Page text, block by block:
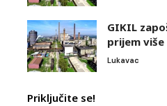
GIKIL
prijem
Lukavac
Priključite se!